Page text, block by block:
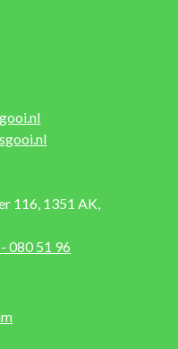
116, 1351 AK,
080 51 96